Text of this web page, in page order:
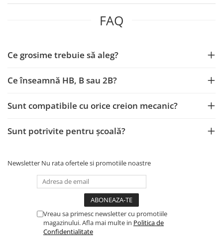
Mine pentru creioane mecanice
Măsurare și trasare
Bibliorafturi
Clipboard-uri
Dosare Carton
Dosare Plastic
FAQ
Ce grosime trebuie să aleg?
Ce înseamnă HB, B sau 2B?
Sunt compatibile cu orice creion mecanic?
Sunt potrivite pentru școală?
Newsletter Nu rata ofertele si promotiile noastre
Vreau sa primesc newsletter cu promotiile
magazinului. Afla mai multe in Politica de
Confidentialitate